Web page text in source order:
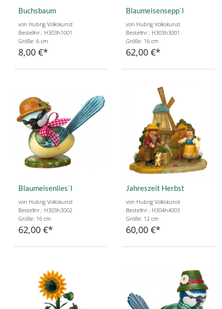
Buchsbaum
von Hubrig Volkskunst
Bestellnr.: H303h1001
Größe: 6 cm
8,00 €
Blaumeisensepp`l
von Hubrig Volkskunst
Bestellnr.: H303h3001
Größe: 16 cm
62,00 €
Blaumeisenlies`l
von Hubrig Volkskunst
Bestellnr.: H303h3002
Größe: 16 cm
62,00 €
Jahreszeit Herbst
von Hubrig Volkskunst
Bestellnr.: H304h4003
Größe: 12 cm
60,00 €